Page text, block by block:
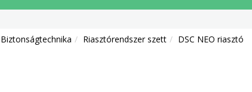
Biztonságtechnika Riasztórendszer szett DSC NEO riasztó